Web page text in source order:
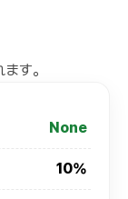
す。
None
10%